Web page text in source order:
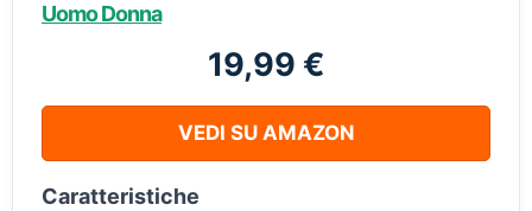
Uomo Donna
19,99 €
VEDI SU AMAZON
Caratteristiche